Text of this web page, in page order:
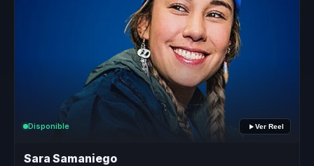
Disponible Ver Reel
Sara Samaniego